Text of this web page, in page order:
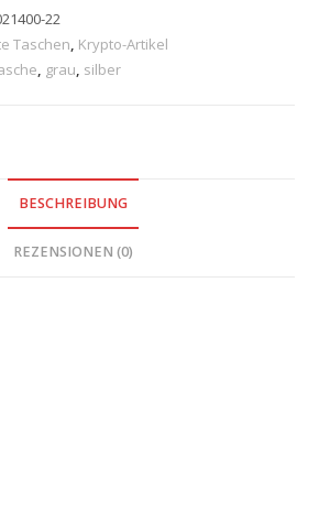
22
Taschen, Krypto-Artikel
, grau, silber
BESCHREIBUNG
REZENSIONEN (0)